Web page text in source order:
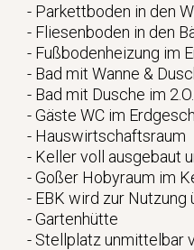
- Parkettboden in den
- Fliesenboden in den
- Fußbodenheizung im
- Bad mit Wanne &
- Bad mit Dusche im
- Gäste WC im
- Hauswirtschaftsraum
- Keller voll ausgebaut
- Goßer Hobyraum im
- EBK wird zur Nutzung
- Gartenhütte
- Stellplatz unmittelbar